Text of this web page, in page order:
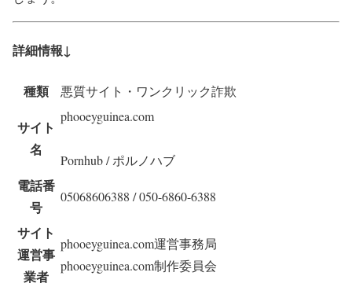
詳細情報↓
種類 悪質サイト・ワンクリック詐欺
サイト
名
phooeyguinea.com
Pornhub / ポルノハブ
電話番
号
05068606388 / 050-6860-6388
サイト
運営事
業者
phooeyguinea.com運営事務局
phooeyguinea.com制作委員会